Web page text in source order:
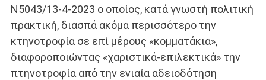
Ν5043/13-4-2023 ο οποίος, κατά γνωστή πολιτική
πρακτική, διασπά ακόμα περισσότερο την
κτηνοτροφία σε επί μέρους «κομματάκια»,
διαφοροποιώντας «χαριστικά-επιλεκτικά» την
πτηνοτροφία από την ενιαία αδειοδότηση